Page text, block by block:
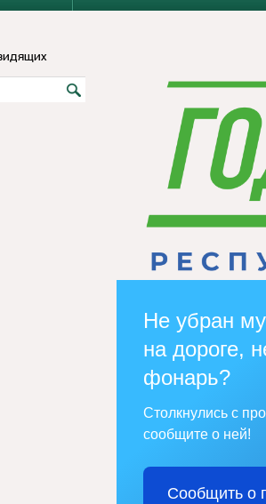
Не убран
на дороге,
фонарь?
Столкнулись с
сообщите о ней!
Сообщить о